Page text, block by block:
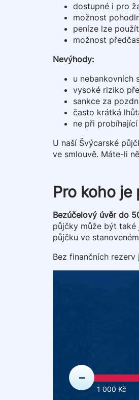
dostupné i pro
možnost
peníze lze
možnost
Nevýhody:
u nebankovních
vysoké riziko
sankce za
často krátká
ne při
U naší Švýcarské
ve smlouvě. Máte-li
Pro koho
Bezúčelový úvěr do
půjčky může být také
půjčku ve
Bez finančních
–
1 000 Kč